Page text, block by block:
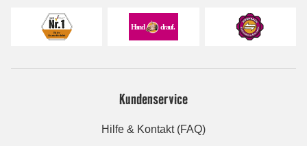
Kundenservice
Hilfe & Kontakt (FAQ)